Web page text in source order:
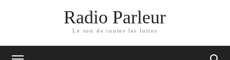
Radio Parleur
Le son de toutes les luttes